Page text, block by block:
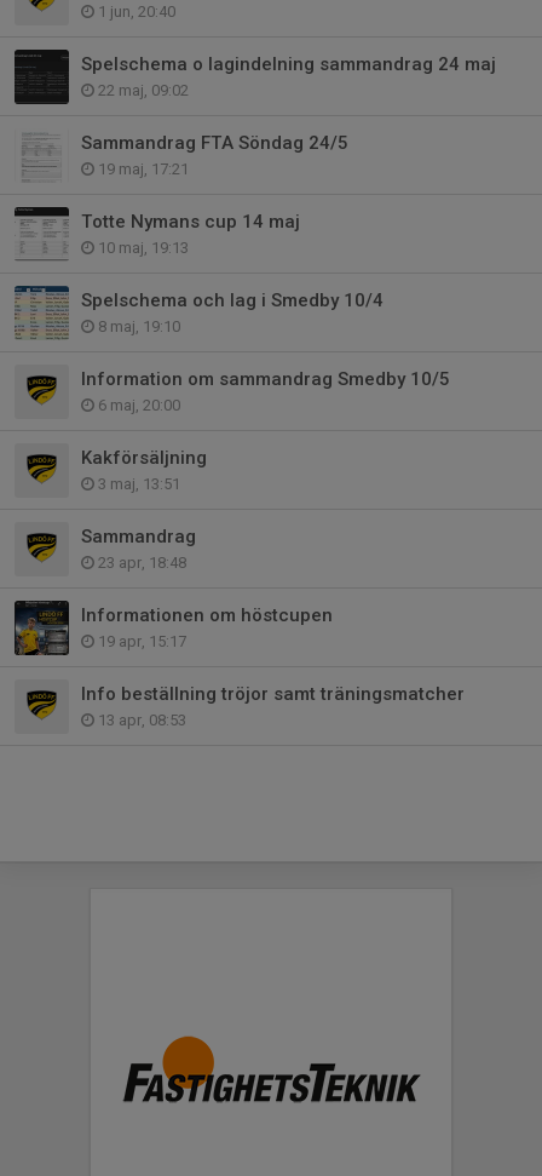
1 jun, 20:40
Spelschema o lagindelning sammandrag 24 maj
22 maj, 09:02
Sammandrag FTA Söndag 24/5
19 maj, 17:21
Totte Nymans cup 14 maj
10 maj, 19:13
Spelschema och lag i Smedby 10/4
8 maj, 19:10
Information om sammandrag Smedby 10/5
6 maj, 20:00
Kakförsäljning
3 maj, 13:51
Sammandrag
23 apr, 18:48
Informationen om höstcupen
19 apr, 15:17
Info beställning tröjor samt träningsmatcher
13 apr, 08:53